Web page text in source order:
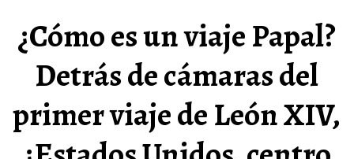
¿Cómo es un viaje Papal?
Detrás de cámaras del
primer viaje de León XIV,